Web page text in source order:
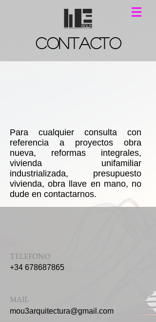
CONTACTO
Para cualquier consulta con
referencia a proyectos obra
nueva, reformas integrales,
vivienda unifamiliar
industrializada, presupuesto
vivienda, obra llave en mano, no
dude en contactarnos.
TELEFONO
+34 678687865
MAIL
mou3arquitectura@gmail.com